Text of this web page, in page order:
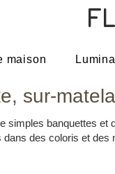
maison
sur-
simples banquettes
des coloris et